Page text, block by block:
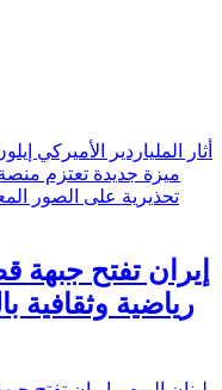
أثار الملياردير الأميركي
ميزة جديدة تعتزم
تحذيرية على الصور
إيران تفتح
رياضية وثقافية